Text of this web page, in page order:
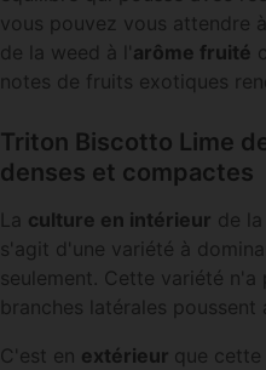
vous pouvez vous attendre
de la weed à l' arôme fruité
notes de fruits exotiques
Triton Biscotto Lime
denses et compactes
La culture en intérieur de
s'agit d'une variété à
seulement. Cette variété n'a
branches latérales poussent
C'est en extérieur que